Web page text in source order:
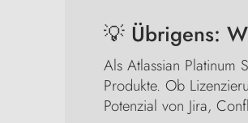
💡 Übrigens:
Als Atlassian Platinum
Produkte. Ob
Potenzial von Jira,